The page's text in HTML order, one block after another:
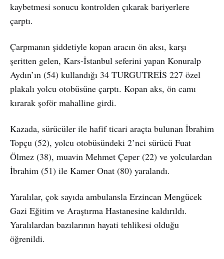
kaybetmesi sonucu kontrolden çıkarak bariyerlere
çarptı.
Çarpmanın şiddetiyle kopan aracın ön aksı, karşı
şeritten gelen, Kars-İstanbul seferini yapan Konuralp
Aydın’ın (54) kullandığı 34 TURGUTREİS 227 özel
plakalı yolcu otobüsüne çarptı. Kopan aks, ön camı
kırarak şoför mahalline girdi.
Kazada, sürücüler ile hafif ticari araçta bulunan İbrahim
Topçu (52), yolcu otobüsündeki 2’nci sürücü Fuat
Ölmez (38), muavin Mehmet Çeper (22) ve yolculardan
İbrahim (51) ile Kamer Onat (80) yaralandı.
Yaralılar, çok sayıda ambulansla Erzincan Mengücek
Gazi Eğitim ve Araştırma Hastanesine kaldırıldı.
Yaralılardan bazılarının hayati tehlikesi olduğu
öğrenildi.